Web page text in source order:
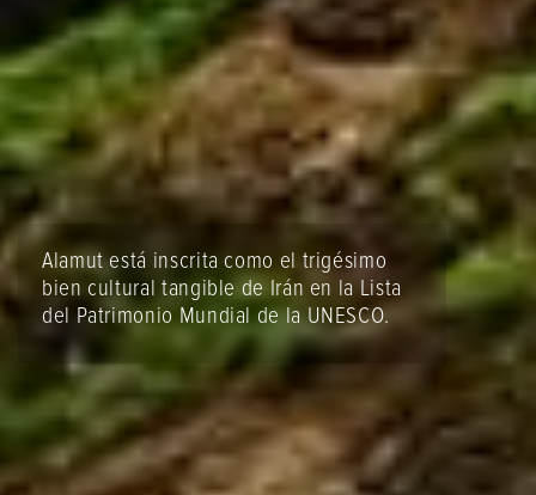
Alamut está inscrita como el trigésimo
bien cultural tangible de Irán en la Lista
del Patrimonio Mundial de la UNESCO.